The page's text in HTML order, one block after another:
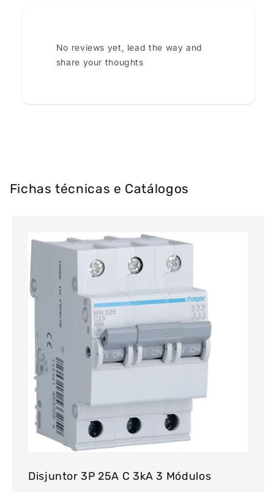
No reviews yet, lead the way and
share your thoughts
Fichas técnicas e Catálogos
Disjuntor 3P 25A C 3kA 3 Módulos